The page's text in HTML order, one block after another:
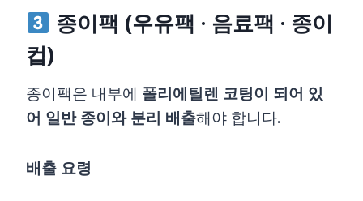
종이팩 (우유팩 · 음료팩 · 종이
컵)
종이팩은 내부에 폴리에틸렌 코팅이 되어 있
어 일반 종이와 분리 배출해야 합니다.
배출 요령